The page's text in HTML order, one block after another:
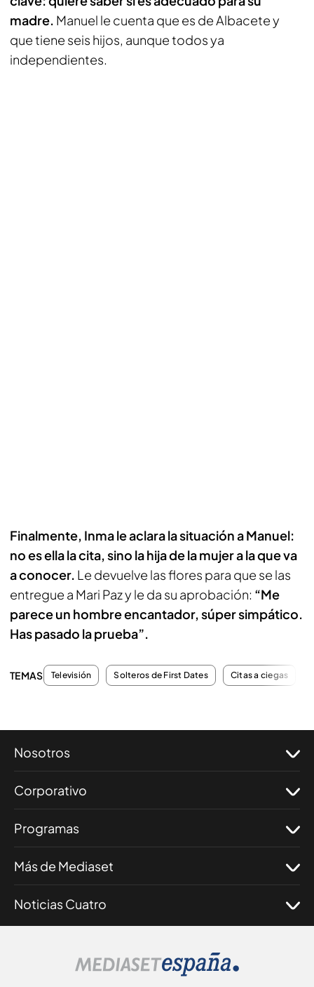
madre. Manuel le cuenta que es de Albacete y
que tiene seis hijos, aunque todos ya
independientes.
Finalmente, Inma le aclara la situación a Manuel:
no es ella la cita, sino la hija de la mujer a la que va
a conocer. Le devuelve las flores para que se las
entregue a Mari Paz y le da su aprobación: “Me
parece un hombre encantador, súper simpático.
Has pasado la prueba”.
TEMAS Televisión Solteros de First Dates Citas a ciegas
Nosotros
Corporativo
Programas
Más de Mediaset
Noticias Cuatro